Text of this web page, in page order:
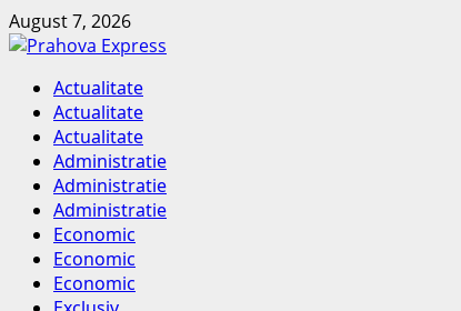
Skip
to
August 7, 2026
Primary
Menu
Actualitate
Actualitate
Actualitate
Administratie
Administratie
Administratie
Economic
Economic
Economic